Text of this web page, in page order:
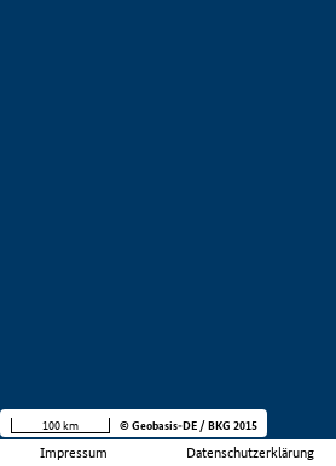
Impressum Datenschutzerklärung
100 km © Geobasis-DE / BKG 2015